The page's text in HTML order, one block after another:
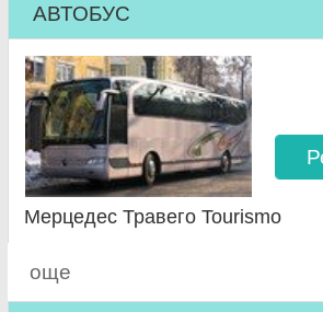
АВТОБУС
Мерцедес Травего Tourismo
още